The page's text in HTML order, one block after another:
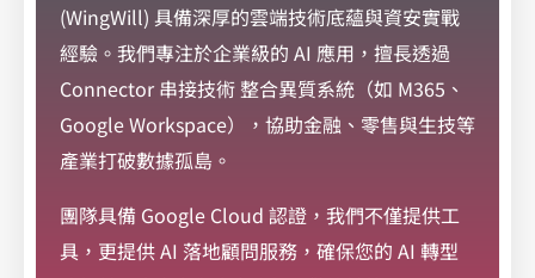
(WingWill) 具備深厚的雲端技術底蘊與資安實戰
經驗。我們專注於企業級的 AI 應用，擅長透過
Connector 串接技術 整合異質系統（如 M365、
Google Workspace），協助金融、零售與生技等
產業打破數據孤島。
團隊具備 Google Cloud 認證，我們不僅提供工
具，更提供 AI 落地顧問服務，確保您的 AI 轉型